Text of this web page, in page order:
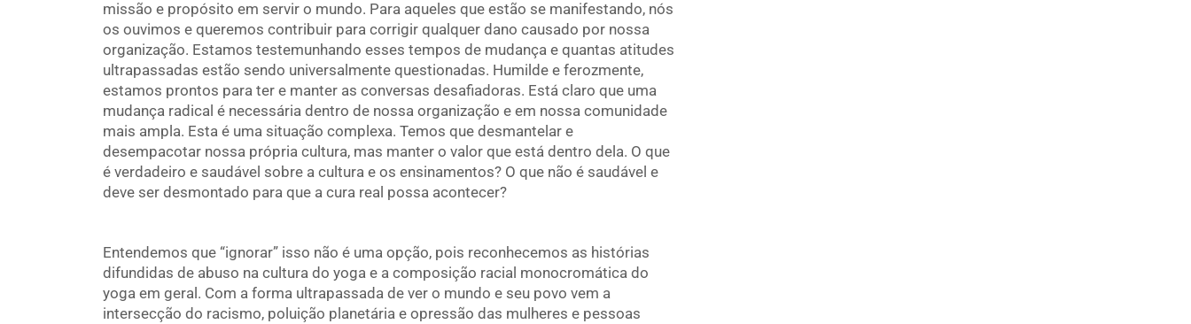
missão e propósito em servir o mundo. Para aqueles que estão se manifestando, nós
os ouvimos e queremos contribuir para corrigir qualquer dano causado por nossa
organização. Estamos testemunhando esses tempos de mudança e quantas atitudes
ultrapassadas estão sendo universalmente questionadas. Humilde e ferozmente,
estamos prontos para ter e manter as conversas desafiadoras. Está claro que uma
mudança radical é necessária dentro de nossa organização e em nossa comunidade
mais ampla. Esta é uma situação complexa. Temos que desmantelar e
desempacotar nossa própria cultura, mas manter o valor que está dentro dela. O que
é verdadeiro e saudável sobre a cultura e os ensinamentos? O que não é saudável e
deve ser desmontado para que a cura real possa acontecer?
Entendemos que “ignorar” isso não é uma opção, pois reconhecemos as histórias
difundidas de abuso na cultura do yoga e a composição racial monocromática do
yoga em geral. Com a forma ultrapassada de ver o mundo e seu povo vem a
intersecção do racismo, poluição planetária e opressão das mulheres e pessoas